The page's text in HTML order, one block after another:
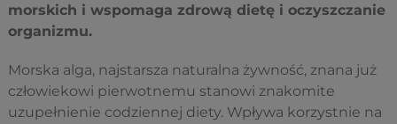
morskich i wspomaga zdrową dietę i oczyszczanie
organizmu.
Morska alga, najstarsza naturalna żywność, znana już
człowiekowi pierwotnemu stanowi znakomite
uzupełnienie codziennej diety. Wpływa korzystnie na